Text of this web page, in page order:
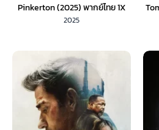
Pinkerton (2025) พากย์ไทย 1X
2025